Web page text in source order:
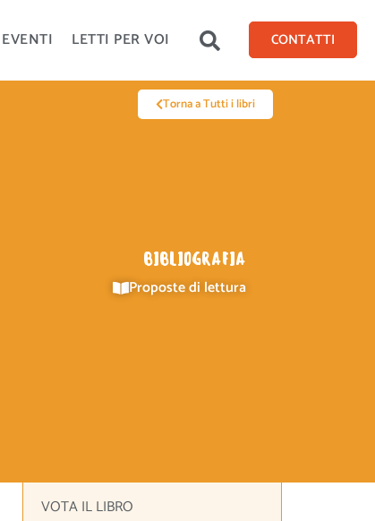
EVENTI LETTI PER VOI CONTATTI
Torna a Tutti i libri
BIBLIOGRAFIA
Proposte di lettura
VOTA IL LIBRO